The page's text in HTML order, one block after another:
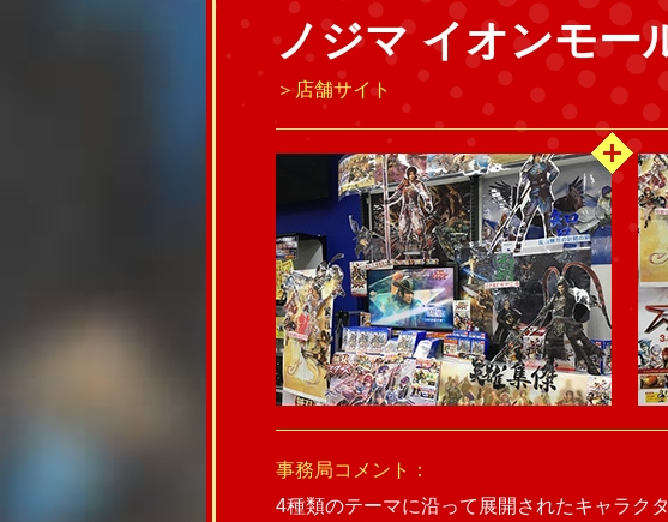
ノジマ イオンモー
＞店舗サイト
事務局コメント：
4種類のテーマに沿って展開されたキャラク